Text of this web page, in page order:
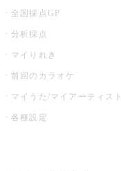
全国採点GP
分析採点
マイりれき
前回のカラオケ
マイうた/マイアーティスト
各種設定